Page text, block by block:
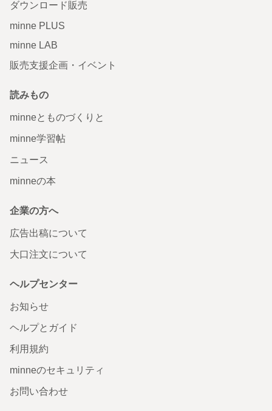
ダウンロード販売
minne PLUS
minne LAB
販売支援企画・イベント
読みもの
minneとものづくりと
minne学習帖
ニュース
minneの本
企業の方へ
広告出稿について
大口注文について
ヘルプセンター
お知らせ
ヘルプとガイド
利用規約
minneのセキュリティ
お問い合わせ